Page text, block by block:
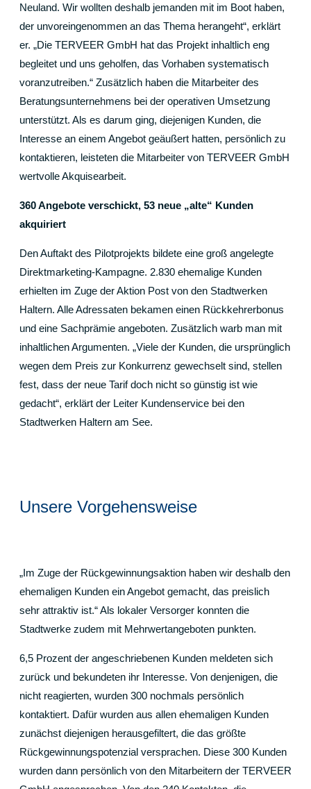
Neuland. Wir wollten deshalb jemanden mit im Boot haben,
der unvoreingenommen an das Thema herangeht“, erklärt
er. „Die TERVEER GmbH hat das Projekt inhaltlich eng
begleitet und uns geholfen, das Vorhaben systematisch
voranzutreiben.“ Zusätzlich haben die Mitarbeiter des
Beratungsunternehmens bei der operativen Umsetzung
unterstützt. Als es darum ging, diejenigen Kunden, die
Interesse an einem Angebot geäußert hatten, persönlich zu
kontaktieren, leisteten die Mitarbeiter von TERVEER GmbH
wertvolle Akquisearbeit.
360 Angebote verschickt, 53 neue „alte“ Kunden
akquiriert
Den Auftakt des Pilotprojekts bildete eine groß angelegte
Direktmarketing-Kampagne. 2.830 ehemalige Kunden
erhielten im Zuge der Aktion Post von den Stadtwerken
Haltern. Alle Adressaten bekamen einen Rückkehrerbonus
und eine Sachprämie angeboten. Zusätzlich warb man mit
inhaltlichen Argumenten. „Viele der Kunden, die ursprünglich
wegen dem Preis zur Konkurrenz gewechselt sind, stellen
fest, dass der neue Tarif doch nicht so günstig ist wie
gedacht“, erklärt der Leiter Kundenservice bei den
Stadtwerken Haltern am See.
Unsere Vorgehensweise
„Im Zuge der Rückgewinnungsaktion haben wir deshalb den
ehemaligen Kunden ein Angebot gemacht, das preislich
sehr attraktiv ist.“ Als lokaler Versorger konnten die
Stadtwerke zudem mit Mehrwertangeboten punkten.
6,5 Prozent der angeschriebenen Kunden meldeten sich
zurück und bekundeten ihr Interesse. Von denjenigen, die
nicht reagierten, wurden 300 nochmals persönlich
kontaktiert. Dafür wurden aus allen ehemaligen Kunden
zunächst diejenigen herausgefiltert, die das größte
Rückgewinnungspotenzial versprachen. Diese 300 Kunden
wurden dann persönlich von den Mitarbeitern der TERVEER